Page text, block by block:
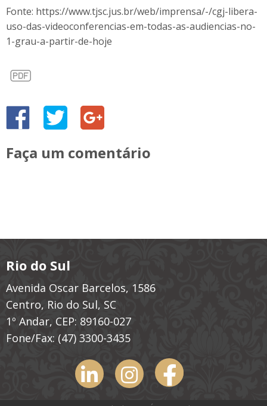
Fonte: https://www.tjsc.jus.br/web/imprensa/-/cgj-libera-
uso-das-videoconferencias-em-todas-as-audiencias-no-
1-grau-a-partir-de-hoje
Faça um comentário
Rio do Sul
Avenida Oscar Barcelos, 1586
Centro, Rio do Sul, SC
1º Andar, CEP: 89160-027
Fone/Fax: (47) 3300-3435